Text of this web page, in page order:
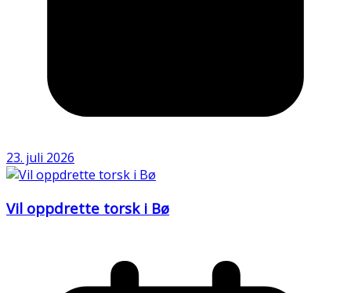
23. juli 2026
Vil oppdrette torsk i Bø